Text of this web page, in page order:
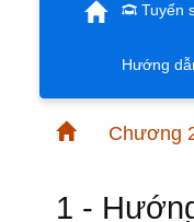
Tuyển
Hướng
Chương
1 -